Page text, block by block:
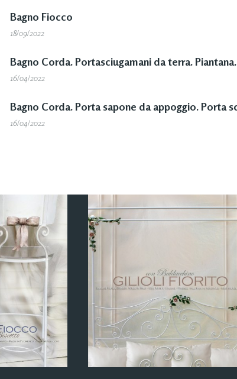
Bagno Fiocco
18/09/2022
Bagno Corda. Portasciugamani da terra.
16/04/2022
Bagno Corda. Porta sapone da appoggio. Porta
16/04/2022